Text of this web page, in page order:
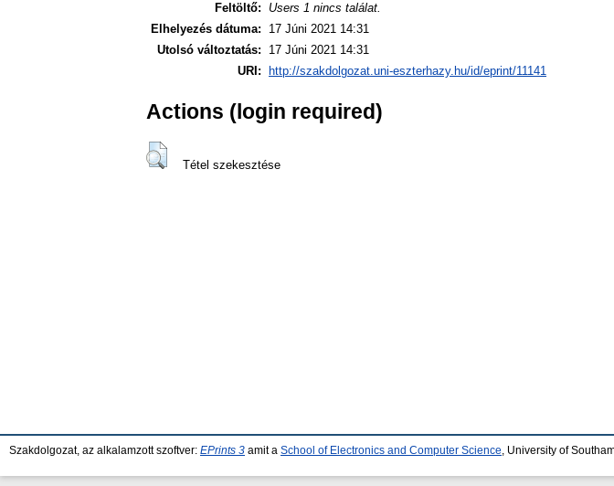
Feltöltő:
Users 1 nincs találat.
Elhelyezés dátuma:
17 Júni 2021 14:31
Utolsó változtatás:
17 Júni 2021 14:31
URI:
http://szakdolgozat.uni-eszterhazy.hu/id/eprint/11141
Actions (login required)
Tétel szekesztése
Szakdolgozat, az alkalamzott szoftver: EPrints 3 amit a School of Electronics and Computer Science , University of